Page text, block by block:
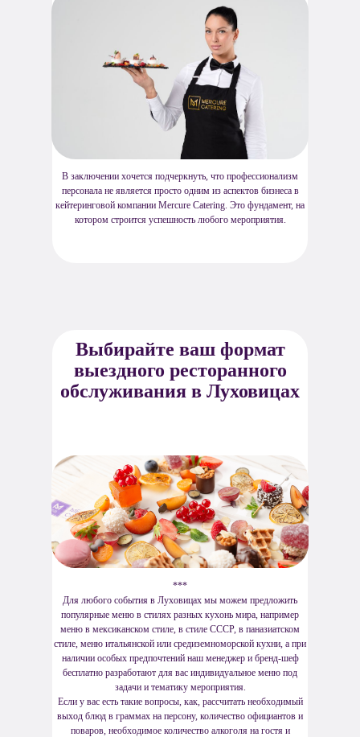
В заключении хочется подчеркнуть, что профессионализм
персонала не является просто одним из аспектов бизнеса в
кейтеринговой компании Mercure Catering. Это фундамент, на
котором строится успешность любого мероприятия.
Выбирайте ваш формат
выездного ресторанного
обслуживания в Луховицах
***
Для любого события в Луховицах мы можем предложить
популярные меню в стилях разных кухонь мира, например
меню в мексиканском стиле, в стиле СССР, в паназиатском
стиле, меню итальянской или средиземноморской кухни, а при
наличии особых предпочтений наш менеджер и бренд-шеф
бесплатно разработают для вас индивидуальное меню под
задачи и тематику мероприятия.
Если у вас есть такие вопросы, как, рассчитать необходимый
выход блюд в граммах на персону, количество официантов и
поваров, необходимое количество алкоголя на гостя и